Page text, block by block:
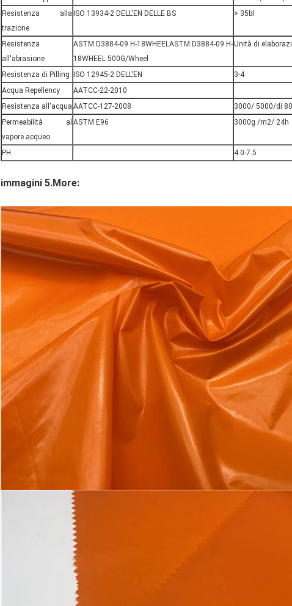
Resistenza alla
trazione
ISO 13934-2 DELL'EN DELLE BS > 35bl
Resistenza
all'abrasione
ASTM D3884-09 H-18WHEELASTM D3884-09 H-
18WHEEL 500G/Wheel
Unità di
Resistenza di Pilling ISO 12945-2 DELL'EN
3-4
Acqua Repellency
AATCC-22-2010
Resistenza all'acqua AATCC-127-2008
3000/ 5000/di
Permeabilità al
vapore acqueo
ASTM E96 3000g /m2/ 24h
PH 4.0-7.5
immagini 5.More: